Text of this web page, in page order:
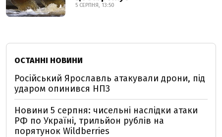
5 СЕРПНЯ, 13:50
ОСТАННІ НОВИНИ
Російський Ярославль атакували дрони, під
ударом опинився НПЗ
Новини 5 серпня: чисельні наслідки атаки
РФ по Україні, трильйон рублів на
порятунок Wildberries